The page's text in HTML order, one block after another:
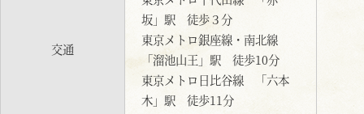
交通
坂」駅 徒歩３分
東京メトロ銀座線・南北線
「溜池山王」駅 徒歩10分
東京メトロ日比谷線 「六本
木」駅 徒歩11分